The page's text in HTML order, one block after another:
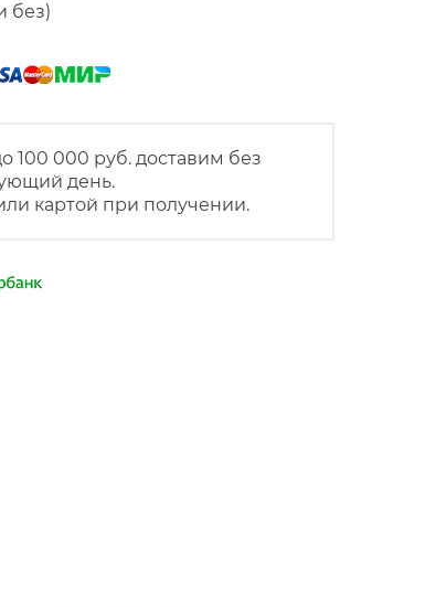
без)
100 000 руб. доставим без
день.
картой при получении.